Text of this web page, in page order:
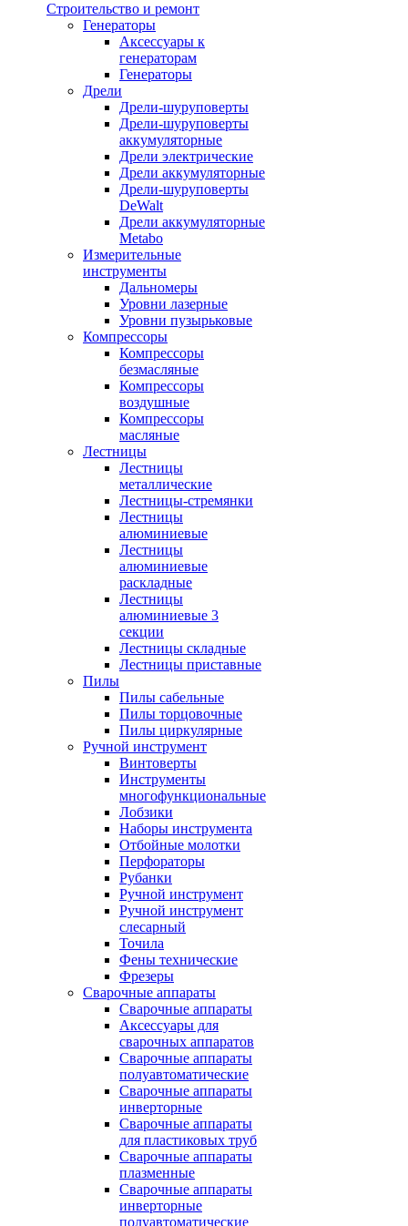
Строительство и ремонт
Генераторы
Аксессуары к
генераторам
Генераторы
Дрели
Дрели-шуруповерты
Дрели-шуруповерты
аккумуляторные
Дрели электрические
Дрели аккумуляторные
Дрели-шуруповерты
DeWalt
Дрели аккумуляторные
Metabo
Измерительные
инструменты
Дальномеры
Уровни лазерные
Уровни пузырьковые
Компрессоры
Компрессоры
безмасляные
Компрессоры
воздушные
Компрессоры
масляные
Лестницы
Лестницы
металлические
Лестницы-стремянки
Лестницы
алюминиевые
Лестницы
алюминиевые
раскладные
Лестницы
алюминиевые 3
секции
Лестницы складные
Лестницы приставные
Пилы
Пилы сабельные
Пилы торцовочные
Пилы циркулярные
Ручной инструмент
Винтоверты
Инструменты
многофункциональные
Лобзики
Наборы инструмента
Отбойные молотки
Перфораторы
Рубанки
Ручной инструмент
Ручной инструмент
слесарный
Точила
Фены технические
Фрезеры
Сварочные аппараты
Сварочные аппараты
Аксессуары для
сварочных аппаратов
Сварочные аппараты
полуавтоматические
Сварочные аппараты
инверторные
Сварочные аппараты
для пластиковых труб
Сварочные аппараты
плазменные
Сварочные аппараты
инверторные
полуавтоматические